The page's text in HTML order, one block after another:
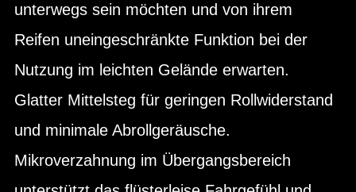
unterwegs sein möchten und von ihrem
Reifen uneingeschränkte Funktion bei der
Nutzung im leichten Gelände erwarten.
Glatter Mittelsteg für geringen Rollwiderstand
und minimale Abrollgeräusche.
Mikroverzahnung im Übergangsbereich